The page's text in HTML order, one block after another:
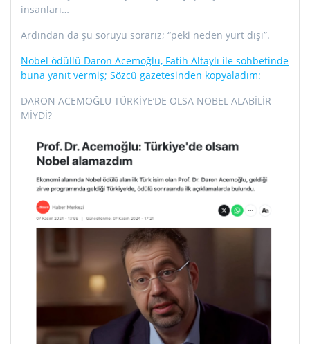
insanları…
Ardından da şu soruyu sorarız; “peki neden yurt dışı”.
Nobel ödüllü Daron Acemoğlu, Fatih Altaylı ile sohbetinde
buna yanıt vermiş; Sözcü gazetesinden kopyaladım:
DARON ACEMOĞLU TÜRKİYE’DE OLSA NOBEL ALABİLİR
MİYDİ?